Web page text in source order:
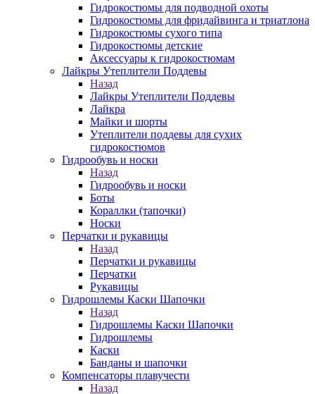
Гидрокостюмы для подводной охоты
Гидрокостюмы для фридайвинга и триатлона
Гидрокостюмы сухого типа
Гидрокостюмы детские
Аксессуары к гидрокостюмам
Лайкры Утеплители Поддевы
Назад
Лайкры Утеплители Поддевы
Лайкра
Майки и шорты
Утеплители поддевы для сухих
гидрокостюмов
Гидрообувь и носки
Назад
Гидрообувь и носки
Боты
Кораллки (тапочки)
Носки
Перчатки и рукавицы
Назад
Перчатки и рукавицы
Перчатки
Рукавицы
Гидрошлемы Каски Шапочки
Назад
Гидрошлемы Каски Шапочки
Гидрошлемы
Каски
Банданы и шапочки
Компенсаторы плавучести
Назад